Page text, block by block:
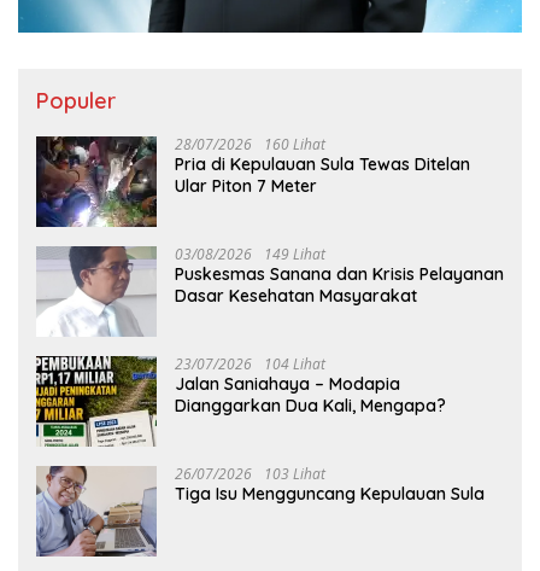
Populer
28/07/2026 160 Lihat
Pria di Kepulauan Sula Tewas Ditelan
Ular Piton 7 Meter
03/08/2026 149 Lihat
Puskesmas Sanana dan Krisis Pelayanan
Dasar Kesehatan Masyarakat
23/07/2026 104 Lihat
Jalan Saniahaya – Modapia
Dianggarkan Dua Kali, Mengapa?
26/07/2026 103 Lihat
Tiga Isu Mengguncang Kepulauan Sula